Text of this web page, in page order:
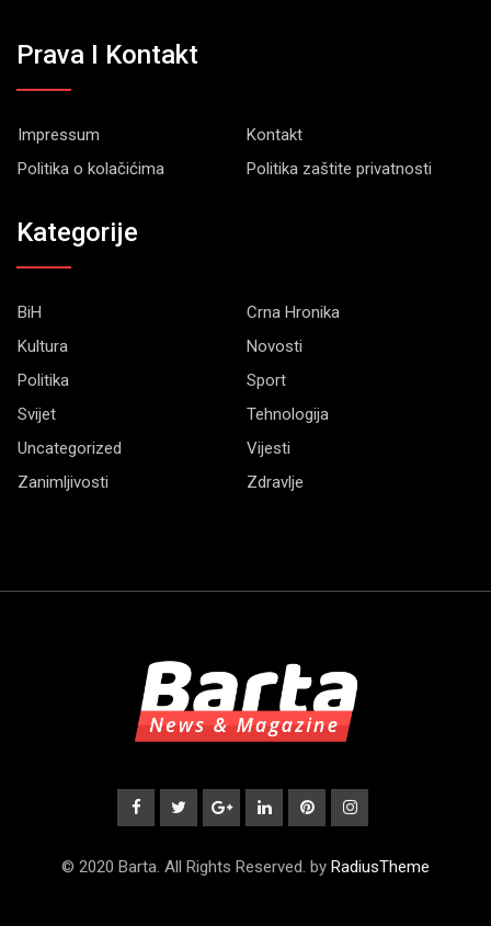
Prava I Kontakt
Impressum
Kontakt
Politika o kolačićima
Politika zaštite privatnosti
Kategorije
BiH
Crna Hronika
Kultura
Novosti
Politika
Sport
Svijet
Tehnologija
Uncategorized
Vijesti
Zanimljivosti
Zdravlje
© 2020 Barta. All Rights Reserved. by RadiusTheme